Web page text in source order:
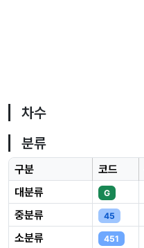
차수
분류
구분 코드
대분류
G
중분류
45
소분류
451